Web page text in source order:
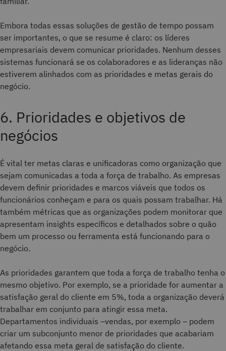
Embora todas essas soluções de gestão de tempo possam
ser importantes, o que se resume é claro: os líderes
empresariais devem comunicar prioridades. Nenhum desses
sistemas funcionará se os colaboradores e as lideranças não
estiverem alinhados com as prioridades e metas gerais do
negócio.
6. Prioridades e objetivos de
negócios
É vital ter metas claras e unificadoras como organização que
sejam comunicadas a toda a força de trabalho. As empresas
devem definir prioridades e marcos viáveis que todos os
funcionários conheçam e para os quais possam trabalhar. Há
também métricas que as organizações podem monitorar que
apresentam insights específicos e detalhados sobre o quão
bem um processo ou ferramenta está funcionando para o
negócio.
As prioridades garantem que toda a força de trabalho tenha o
mesmo objetivo. Por exemplo, se a prioridade for aumentar a
satisfação geral do cliente em 5%, toda a organização deverá
trabalhar em conjunto para atingir essa meta.
Departamentos individuais –vendas, por exemplo – podem
criar um subconjunto menor de prioridades que acabariam
afetando essa meta geral de satisfação do cliente.